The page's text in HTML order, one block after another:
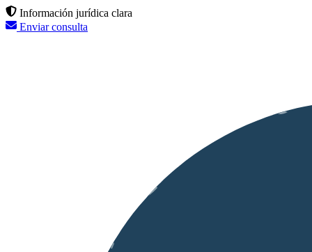
Información jurídica clara
Enviar consulta